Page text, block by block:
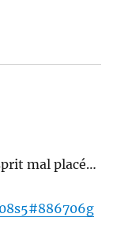
mal placé…